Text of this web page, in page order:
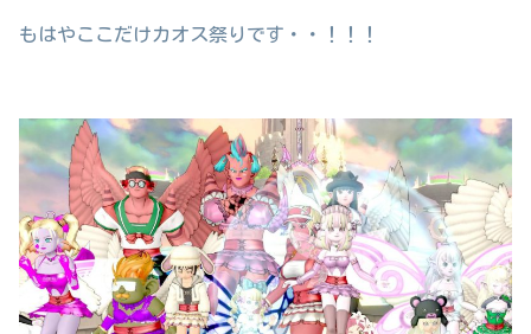
もはやここだけカオス祭りです・・！！！